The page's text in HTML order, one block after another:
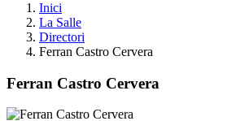
Inici
La Salle
Directori
Ferran Castro Cervera
Ferran Castro Cervera